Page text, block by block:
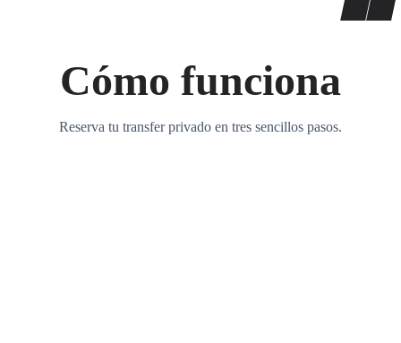
Cómo funciona
Reserva tu transfer privado en tres sencillos pasos.